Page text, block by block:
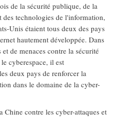
de la sécurité publique, de la
des technologies de l'information,
Unis étaient tous deux des pays
hautement développée. Dans
de menaces contre la sécurité
cyberespace, il est
deux pays de renforcer la
dans le domaine de la cyber-
contre les cyber-attaques et